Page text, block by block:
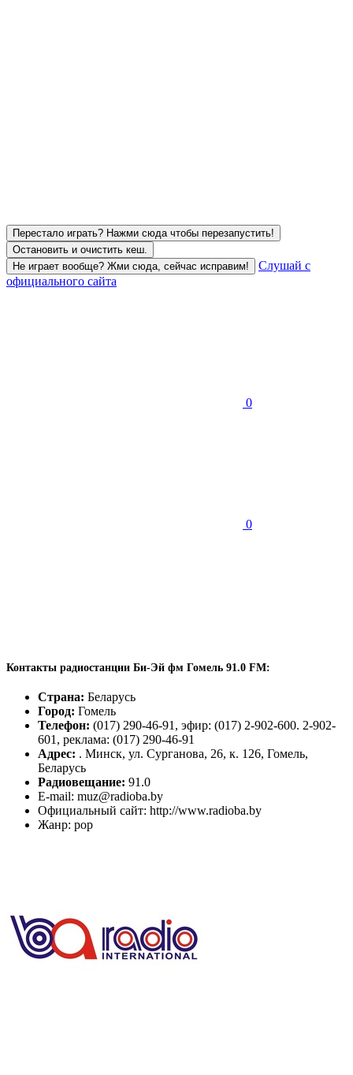
Перестало играть? Нажми сюда чтобы перезапустить!
Остановить и очистить кеш.
Не играет вообще? Жми сюда, сейчас исправим!
Слушай с
официального сайта
0
0
Контакты радиостанции Би-Эй фм Гомель 91.0 FM:
Страна: Беларусь
Город: Гомель
Телефон: (017) 290-46-91, эфир: (017) 2-902-600. 2-902-
601, реклама: (017) 290-46-91
Адрес: . Минск, ул. Сурганова, 26, к. 126, Гомель,
Беларусь
Радиовещание: 91.0
E-mail: muz@radioba.by
Официальный сайт: http://www.radioba.by
Жанр: pop